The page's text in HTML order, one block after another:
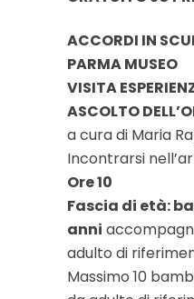
ACCORDI IN
PARMA MUSEO
VISITA
ASCOLTO
a cura di Maria
Incontrarsi
Ore 10
Fascia di età:
anni
adulto di
Massimo 10